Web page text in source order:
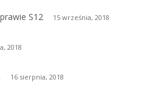
S12 15 września, 2018
2018
16 sierpnia, 2018